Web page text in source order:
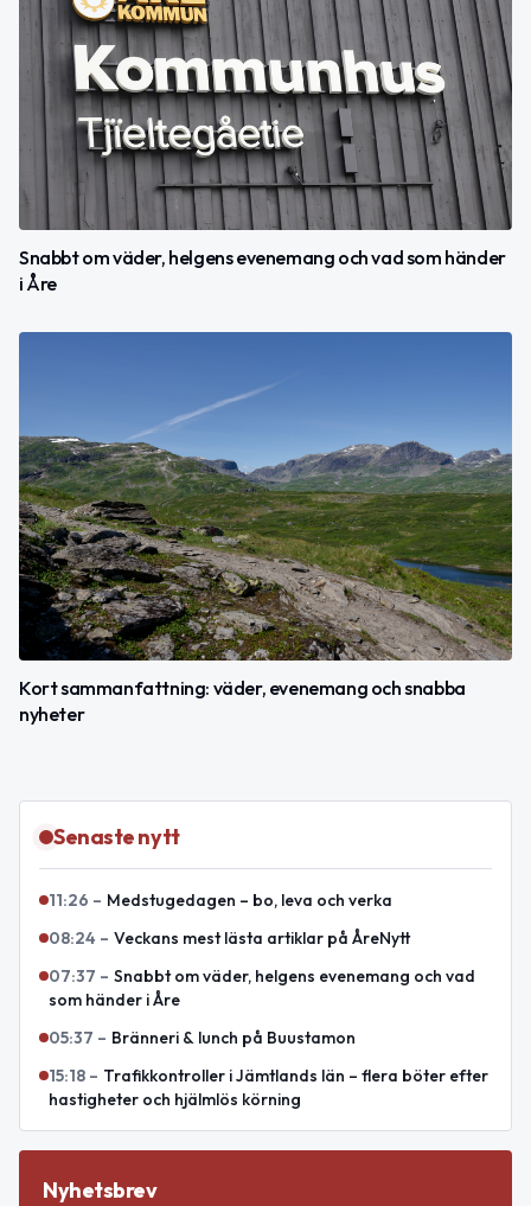
Snabbt om väder, helgens evenemang och vad som händer
i Åre
Kort sammanfattning: väder, evenemang och snabba
nyheter
Senaste nytt
11:26 – Medstugedagen – bo, leva och verka
08:24 – Veckans mest lästa artiklar på ÅreNytt
07:37 – Snabbt om väder, helgens evenemang och vad
som händer i Åre
05:37 – Bränneri & lunch på Buustamon
15:18 – Trafikkontroller i Jämtlands län – flera böter efter
hastigheter och hjälmlös körning
Nyhetsbrev